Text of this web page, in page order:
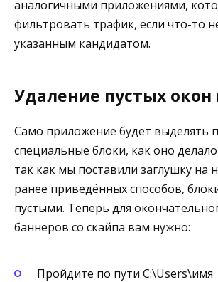
аналогичными приложениями,
фильтровать трафик, если что-то
указанным кандидатом.
Удаление пустых окон
Само приложение будет выделять
специальные блоки, как оно
так как мы поставили заглушку на
ранее приведённых способов,
пустыми. Теперь для
баннеров со скайпа вам нужно:
Пройдите по пути C:\Users\имя